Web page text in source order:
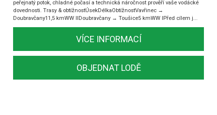
peřejnatý potok, chladné počasí a technická náročnost prověří vaše vodácké
dovednosti. Trasy & obtížnostÚsekDélkaObtížnostVavřinec →
Doubravčany11,5 kmWW IIDoubravčany → Toušice5 kmWW IPřed cílem j...
VÍCE INFORMACÍ
OBJEDNAT LODĚ